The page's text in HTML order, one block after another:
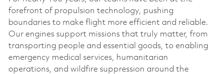
forefront of propulsion technology, pushing
boundaries to make flight more efficient and reliable.
Our engines support missions that truly matter, from
transporting people and essential goods, to enabling
emergency medical services, humanitarian
operations, and wildfire suppression around the